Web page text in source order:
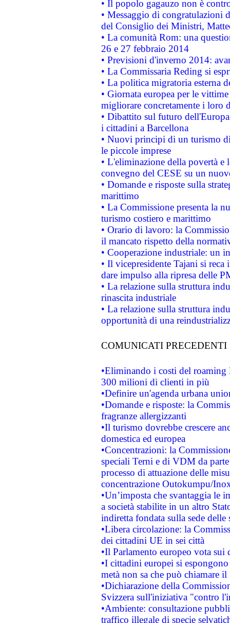
• Il popolo gagauzo non è
• Messaggio di congratulazioni
del Consiglio dei Ministri,
• La comunità Rom: una
26 e 27 febbraio 2014
• Previsioni d'inverno 2014:
• La Commissaria Reding si
• La politica migratoria esterna
• Giornata europea per le
migliorare concretamente i loro
• Dibattito sul futuro
i cittadini a Barcellona
• Nuovi principi di un turismo
le piccole imprese
• L'eliminazione della povertà
convegno del CESE su un
• Domande e risposte sulla
marittimo
• La Commissione presenta la
turismo costiero e marittimo
• Orario di lavoro: la
il mancato rispetto della
• Cooperazione industriale: un
• Il vicepresidente Tajani si
dare impulso alla ripresa delle
• La relazione sulla struttura
rinascita industriale
• La relazione sulla struttura
opportunità di una
COMUNICATI PRECEDENTI
•Eliminando i costi del roaming
300 milioni di clienti in più
•Definire un'agenda urbana
•Domande e risposte: la
fragranze allergizzanti
•Il turismo dovrebbe crescere
domestica ed europea
•Concentrazioni: la
speciali Terni e di VDM da
processo di attuazione delle
concentrazione Outokumpu/
•Un’imposta che svantaggia le
a società stabilite in un altro
indiretta fondata sulla sede delle
•Libera circolazione: la
dei cittadini UE in sei città
•Il Parlamento europeo vota sui
•I cittadini europei si
metà non sa che può chiamare
•Dichiarazione della
Svizzera sull'iniziativa "contro
•Ambiente: consultazione
traffico illegale di specie